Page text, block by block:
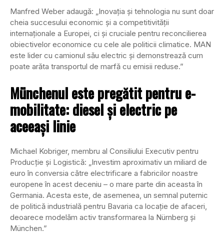
Manfred Weber adaugă: „Inovația și tehnologia nu sunt doar
cheia succesului economic și a competitivității
internaționale a Europei, ci și cruciale pentru reconcilierea
obiectivelor economice cu cele ale politicii climatice. MAN
este lider cu camionul său electric și demonstrează cum
poate arăta transportul de marfă cu emisii reduse.”
Münchenul este pregătit pentru e-
mobilitate: diesel și electric pe
aceeași linie
Michael Kobriger, membru al Consiliului Executiv pentru
Producție și Logistică: „Investim aproximativ un miliard de
euro în conversia către electrificare a fabricilor noastre
europene în acest deceniu – o mare parte din aceasta în
Germania. Acesta este, de asemenea, un semnal puternic
de politică industrială pentru Bavaria ca locație de afaceri,
deoarece modelăm activ transformarea la Nürnberg și
München.”